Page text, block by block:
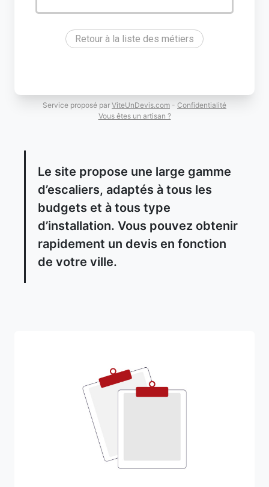
Retour à la liste des métiers
Service proposé par ViteUnDevis.com - Confidentialité
Vous êtes un artisan ?
Le site propose une large gamme
d’escaliers, adaptés à tous les
budgets et à tous type
d’installation. Vous pouvez obtenir
rapidement un devis en fonction
de votre ville.